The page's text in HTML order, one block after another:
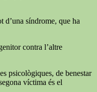
d’una síndrome, que ha
contra l’altre
psicològiques, de benestar
víctima és el